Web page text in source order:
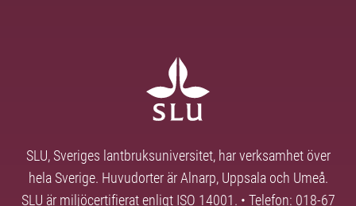
SLU, Sveriges lantbruksuniversitet, har verksamhet över
hela Sverige. Huvudorter är Alnarp, Uppsala och Umeå.
SLU är miljöcertifierat enligt ISO 14001. • Telefon: 018-67